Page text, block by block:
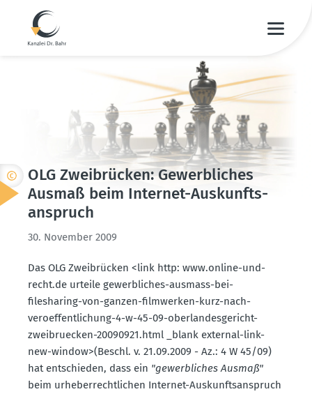
OLG Zweibrücken: Gewerb­liches
Ausmaß beim Internet-Auskunfts­
an­spruch
30. November 2009
Das OLG Zweibrücken <link http: www.​online-​und-​
recht.​de urteile gewerb­liches-ausmass-bei-
filesharing-von-ganzen-filmwerken-kurz-nach-
veroef­fent­li­chung-4-w-45-09-oberlan­des­ge­richt-
zweibru­ecken-20090921.html _blank external-link-
new-window>(Beschl. v. 21.09.2009 - Az.: 4 W 45/09)
hat entschieden, dass ein "gewerb­liches Ausmaß"
beim urheber­recht­lichen Internet-Auskunfts­an­spruch